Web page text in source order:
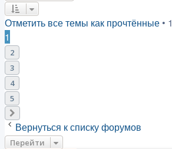
Отметить все темы как прочтённые •
1
2
3
4
5
Вернуться к списку форумов
Перейти